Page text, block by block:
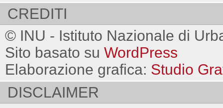
CREDITI
© INU - Istituto Nazionale di
Sito basato su WordPress
Elaborazione grafica: Studio
DISCLAIMER